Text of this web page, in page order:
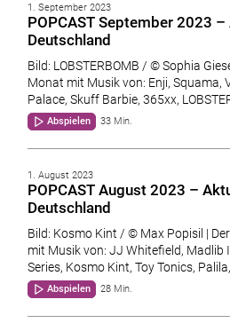
1. September 2023
POPCAST September 2023
Deutschland
Bild: LOBSTERBOMB / © Sophia
Monat mit Musik von: Enji, Squama,
Palace, Skuff Barbie, 365xx,
Abspielen 33 Min.
1. August 2023
POPCAST August 2023 –
Deutschland
Bild: Kosmo Kint / © Max Popisil |
mit Musik von: JJ Whitefield, Madlib
Series, Kosmo Kint, Toy Tonics,
Abspielen 28 Min.